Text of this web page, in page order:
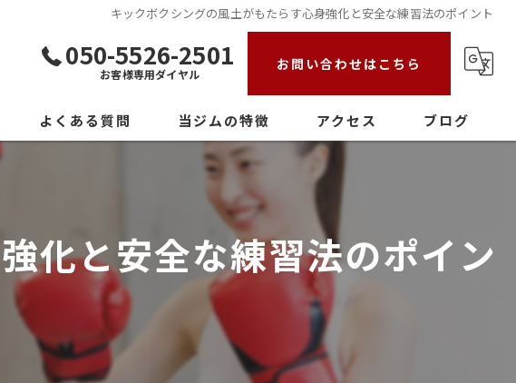
キックボクシングの風土がもたらす心身強化と安全な練習法のポイント
050-5526-2501
お客様専用ダイヤル
お問い合わせはこちら
よくある質問 当ジムの特徴
初心者
ダイエット
ストレス発散
パーソナル
アクセス ブログ
化と安全な練習法のポイン